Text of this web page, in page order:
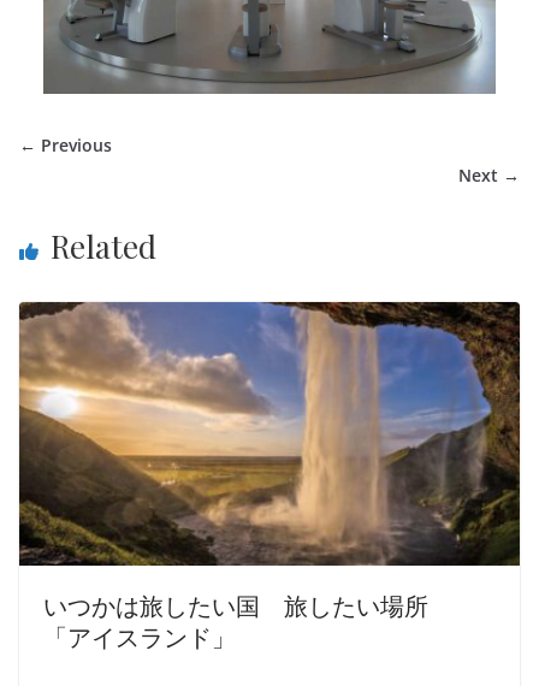
← Previous
Next →
Related
いつかは旅したい国 旅したい場所
「アイスランド」